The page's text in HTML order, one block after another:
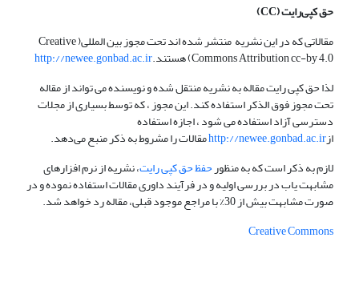
حق کپی‌رایت(CC)
مقالاتی که در این نشریه منتشر شده اند تحت مجوز بین المللی( Creative
Commons Attribution cc-by 4.0) هستند.
http://newee.gonbad.ac.ir
لذا حق کپی رایت مقاله به نشریه منتقل شده و نویسنده می تواند از مقاله
تحت مجوز فوق الذکر استفاده کند. این مجوز ، که توسط بسیاری از مجلات
دسترسی آزاد استفاده می شود ، اجازه استفاده
ازhttp://newee.gonbad.ac.irمقالات را مشروط به ذکر منبع می‌دهد.
لازم به ذکر است که به منظورحفظ حق کپی رایت، نشریه از نرم افزارهای
مشابهت یاب در بررسی اولیه و در فرآیند داوری مقالات استفاده نموده و در
صورت مشابهت بیش از 30% با مراجع موجود قبلی، مقاله رد خواهد شد.
Creative Commons